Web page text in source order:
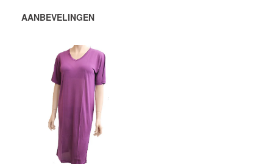
AANBEVELINGEN
672,00 DKK
VOEG TOE
AAN
WINKELWAGEN